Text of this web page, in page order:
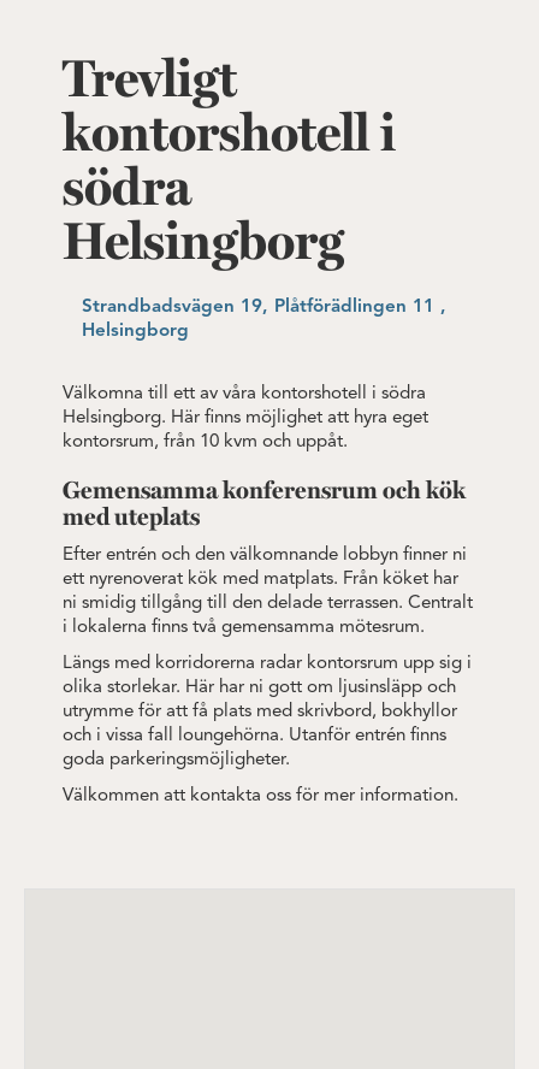
Trevligt
kontorshotell i
södra
Helsingborg
Strandbadsvägen 19, Plåtförädlingen 11 ,
Helsingborg
Välkomna till ett av våra kontorshotell i södra
Helsingborg. Här finns möjlighet att hyra eget
kontorsrum, från 10 kvm och uppåt.
Gemensamma konferensrum och kök
med uteplats
Efter entrén och den välkomnande lobbyn finner ni
ett nyrenoverat kök med matplats. Från köket har
ni smidig tillgång till den delade terrassen. Centralt
i lokalerna finns två gemensamma mötesrum.
Längs med korridorerna radar kontorsrum upp sig i
olika storlekar. Här har ni gott om ljusinsläpp och
utrymme för att få plats med skrivbord, bokhyllor
och i vissa fall loungehörna. Utanför entrén finns
goda parkeringsmöjligheter.
Välkommen att kontakta oss för mer information.